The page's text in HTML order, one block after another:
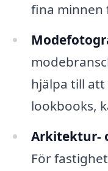
fina minnen
hjälpa till
lookbooks,
Arkitektur-
För